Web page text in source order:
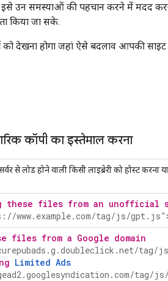
इसे उन समस्याओं की पहचान करने में मदद
किया जा सके.
देखना होगा जहां ऐसे बदलाव आपकी साइट
कॉपी का इस्तेमाल करना
लोड होने वाली किसी लाइब्रेरी को होस्ट करना
these files from an unofficial
www.example.com/tag/js/gpt.js"
files from a Google domain
tag/
Limited Ads
tag/